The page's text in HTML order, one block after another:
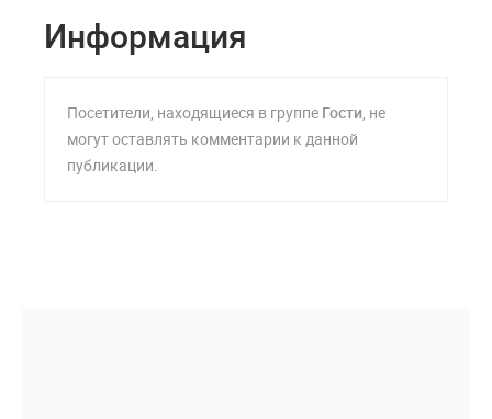
Информация
Посетители, находящиеся в группе Гости, не
могут оставлять комментарии к данной
публикации.